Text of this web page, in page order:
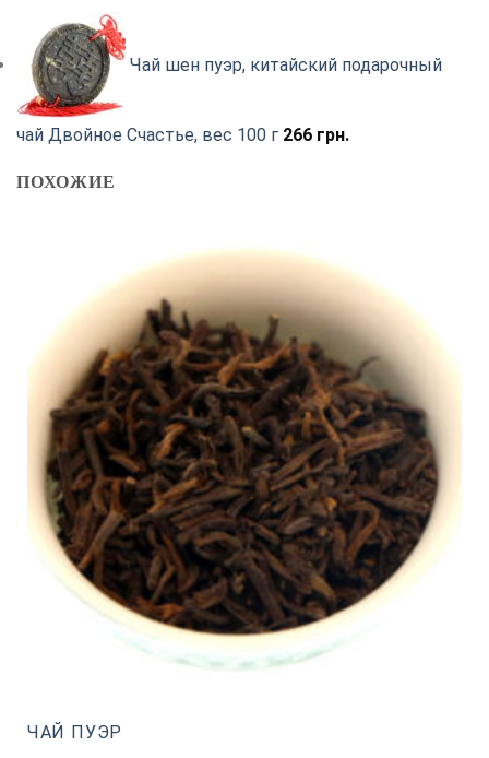
Чай шен пуэр, китайский подарочный
чай Двойное Счастье, вес 100 г 266 грн.
ПОХОЖИЕ
ЧАЙ ПУЭР